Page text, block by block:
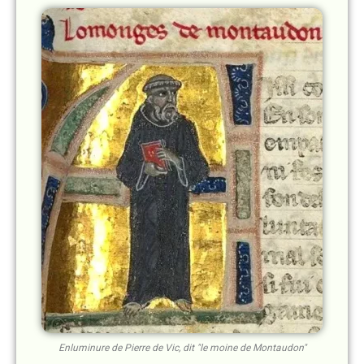
Enluminure de Pierre de Vic, dit "le moine de Montaudon"